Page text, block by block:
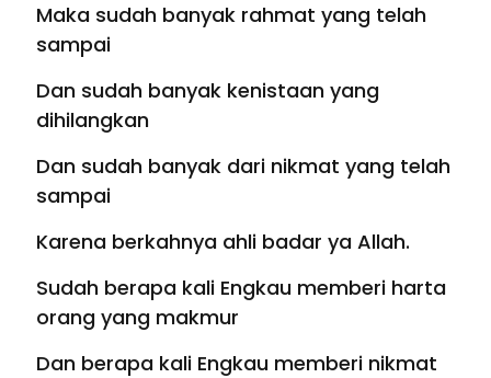
Maka sudah banyak rahmat yang telah
sampai
Dan sudah banyak kenistaan yang
dihilangkan
Dan sudah banyak dari nikmat yang telah
sampai
Karena berkahnya ahli badar ya Allah.
Sudah berapa kali Engkau memberi harta
orang yang makmur
Dan berapa kali Engkau memberi nikmat